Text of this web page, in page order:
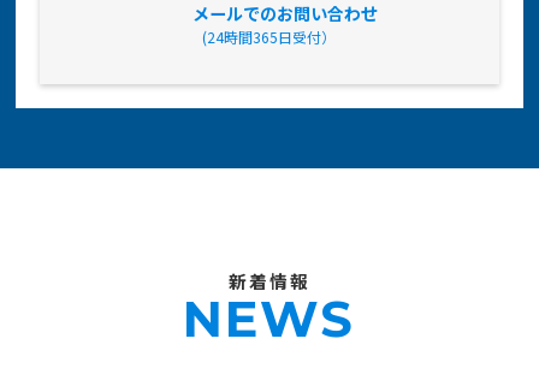
メールでのお問い合わせ
(24時間365日受付）
新着情報
NEWS